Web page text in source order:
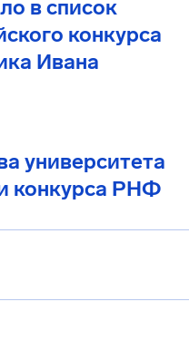
в список
конкурса
Ивана
университета
конкурса РНФ